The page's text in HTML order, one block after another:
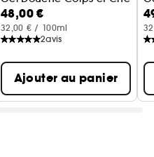
48,00 €
32,00 € / 100ml
2avis
Ajouter au panier